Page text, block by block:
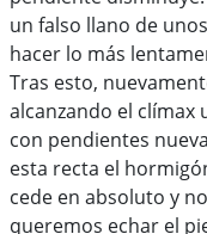
un falso llano de
hacer lo más
Tras esto,
alcanzando el
con pendientes
esta recta el
cede en absoluto y
queremos echar el